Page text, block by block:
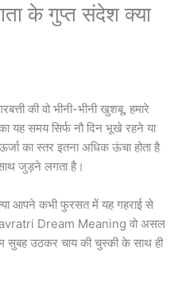
के गुप्त संदेश क्या
की वो भीनी-भीनी खुशबू, हमारे
यह समय सिर्फ नौ दिन भूखे रहने या
का स्तर इतना अधिक ऊंचा होता है
जुड़ने लगता है।
आपने कभी फुरसत में यह गहराई से
Navratri Dream Meaning वो असल
सुबह उठकर चाय की चुस्की के साथ ही